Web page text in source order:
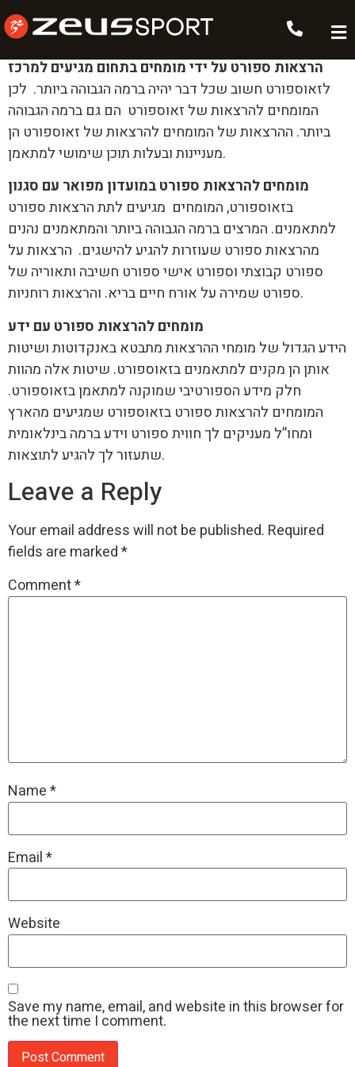
הרצאות ספורט
הרצאות ספורט על ידי מומחים בתחום מגיעים למרכז
לזאוספורט חשוב שכל דבר יהיה ברמה הגבוהה ביותר. לכן
המומחים להרצאות של זאוספורט הם גם ברמה הגבוהה
ביותר. ההרצאות של המומחים להרצאות של זאוספורט הן
מעניינות ובעלות תוכן שימושי למתאמן.
מומחים להרצאות ספורט במועדון מפואר עם סגנון
בזאוספורט, המומחים מגיעים לתת הרצאות ספורט
למתאמנים. המרצים ברמה הגבוהה ביותר והמתאמנים נהנים
מהרצאות ספורט שעוזרות להגיע להישגים. הרצאות על
ספורט קבוצתי וספורט אישי ספורט חשיבה ותאוריה של
ספורט שמירה על אורח חיים בריא. והרצאות רוחניות.
מומחים להרצאות ספורט עם ידע
הידע הגדול של מומחי ההרצאות מתבטא באנקדוטות ושיטות
אותן הן מקנים למתאמנים בזאוספורט. שיטות אלה מהוות
חלק מידע הספורטיבי שמוקנה למתאמן בזאוספורט.
המומחים להרצאות ספורט בזאוספורט שמגיעים מהארץ
ומחו”ל מעניקים לך חווית ספורט וידע ברמה בינלאומית
שתעזור לך להגיע לתוצאות.
Leave a Reply
Your email address will not be published. Required
fields are marked*
Comment*
Name*
Email*
Website
Save my name, email, and website in this browser for
the next time I comment.